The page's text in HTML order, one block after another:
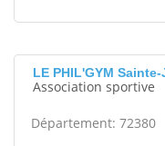
LE PHIL'GYM
Association sportive
Département: 72380